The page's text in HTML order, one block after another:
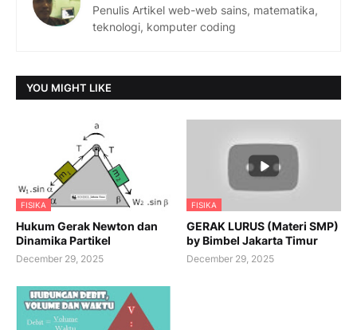
Penulis Artikel web-web sains, matematika,
teknologi, komputer coding
YOU MIGHT LIKE
FISIKA
Hukum Gerak Newton dan
Dinamika Partikel
December 29, 2025
FISIKA
GERAK LURUS (Materi SMP)
by Bimbel Jakarta Timur
December 29, 2025